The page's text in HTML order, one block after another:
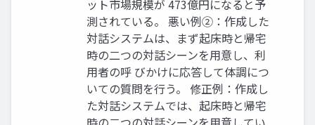
ット市場規模が 473億円になると予
測されている。 悪い例②：作成した
対話システムは、まず起床時と帰宅
時の二つの対話シーンを用意し、利
用者の呼 びかけに応答して体調につ
いての質問を行う。 修正例：作成し
た対話システムでは、起床時と帰宅